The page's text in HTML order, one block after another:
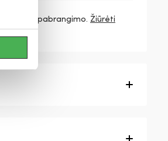
/ mėn. be pabrangimo. Žiūrėti